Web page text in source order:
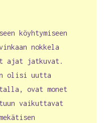
köyhtymiseen
nokkela
ajat jatkuvat.
olisi uutta
ovat monet
vaikuttavat